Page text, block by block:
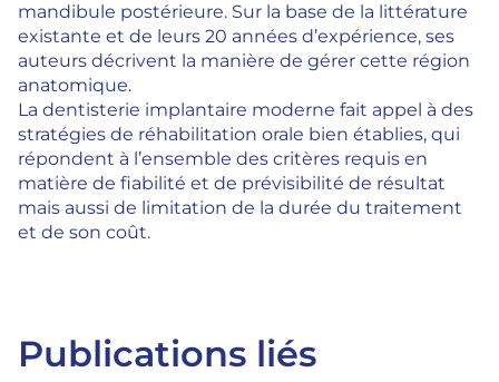
mandibule postérieure. Sur la base de la littérature
existante et de leurs 20 années d’expérience, ses
auteurs décrivent la manière de gérer cette région
anatomique.
La dentisterie implantaire moderne fait appel à des
stratégies de réhabilitation orale bien établies, qui
répondent à l’ensemble des critères requis en
matière de fiabilité et de prévisibilité de résultat
mais aussi de limitation de la durée du traitement
et de son coût.
Publications liés